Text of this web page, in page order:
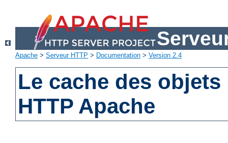
Apache > Serveur HTTP > Documentation > Version 2.4
Le cache des
HTTP Apache